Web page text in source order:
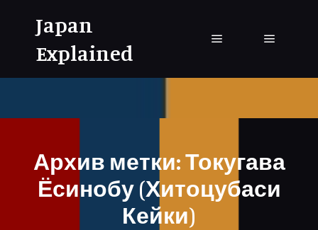
Japan
Explained
Архив метки:Токугава
Ёсинобу (Хитоцубаси
Кейки)